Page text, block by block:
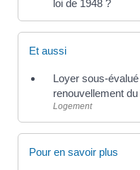
loi de 1948 ?
Et aussi
Loyer sous-
renouvellement du
Logement
Pour en savoir plus